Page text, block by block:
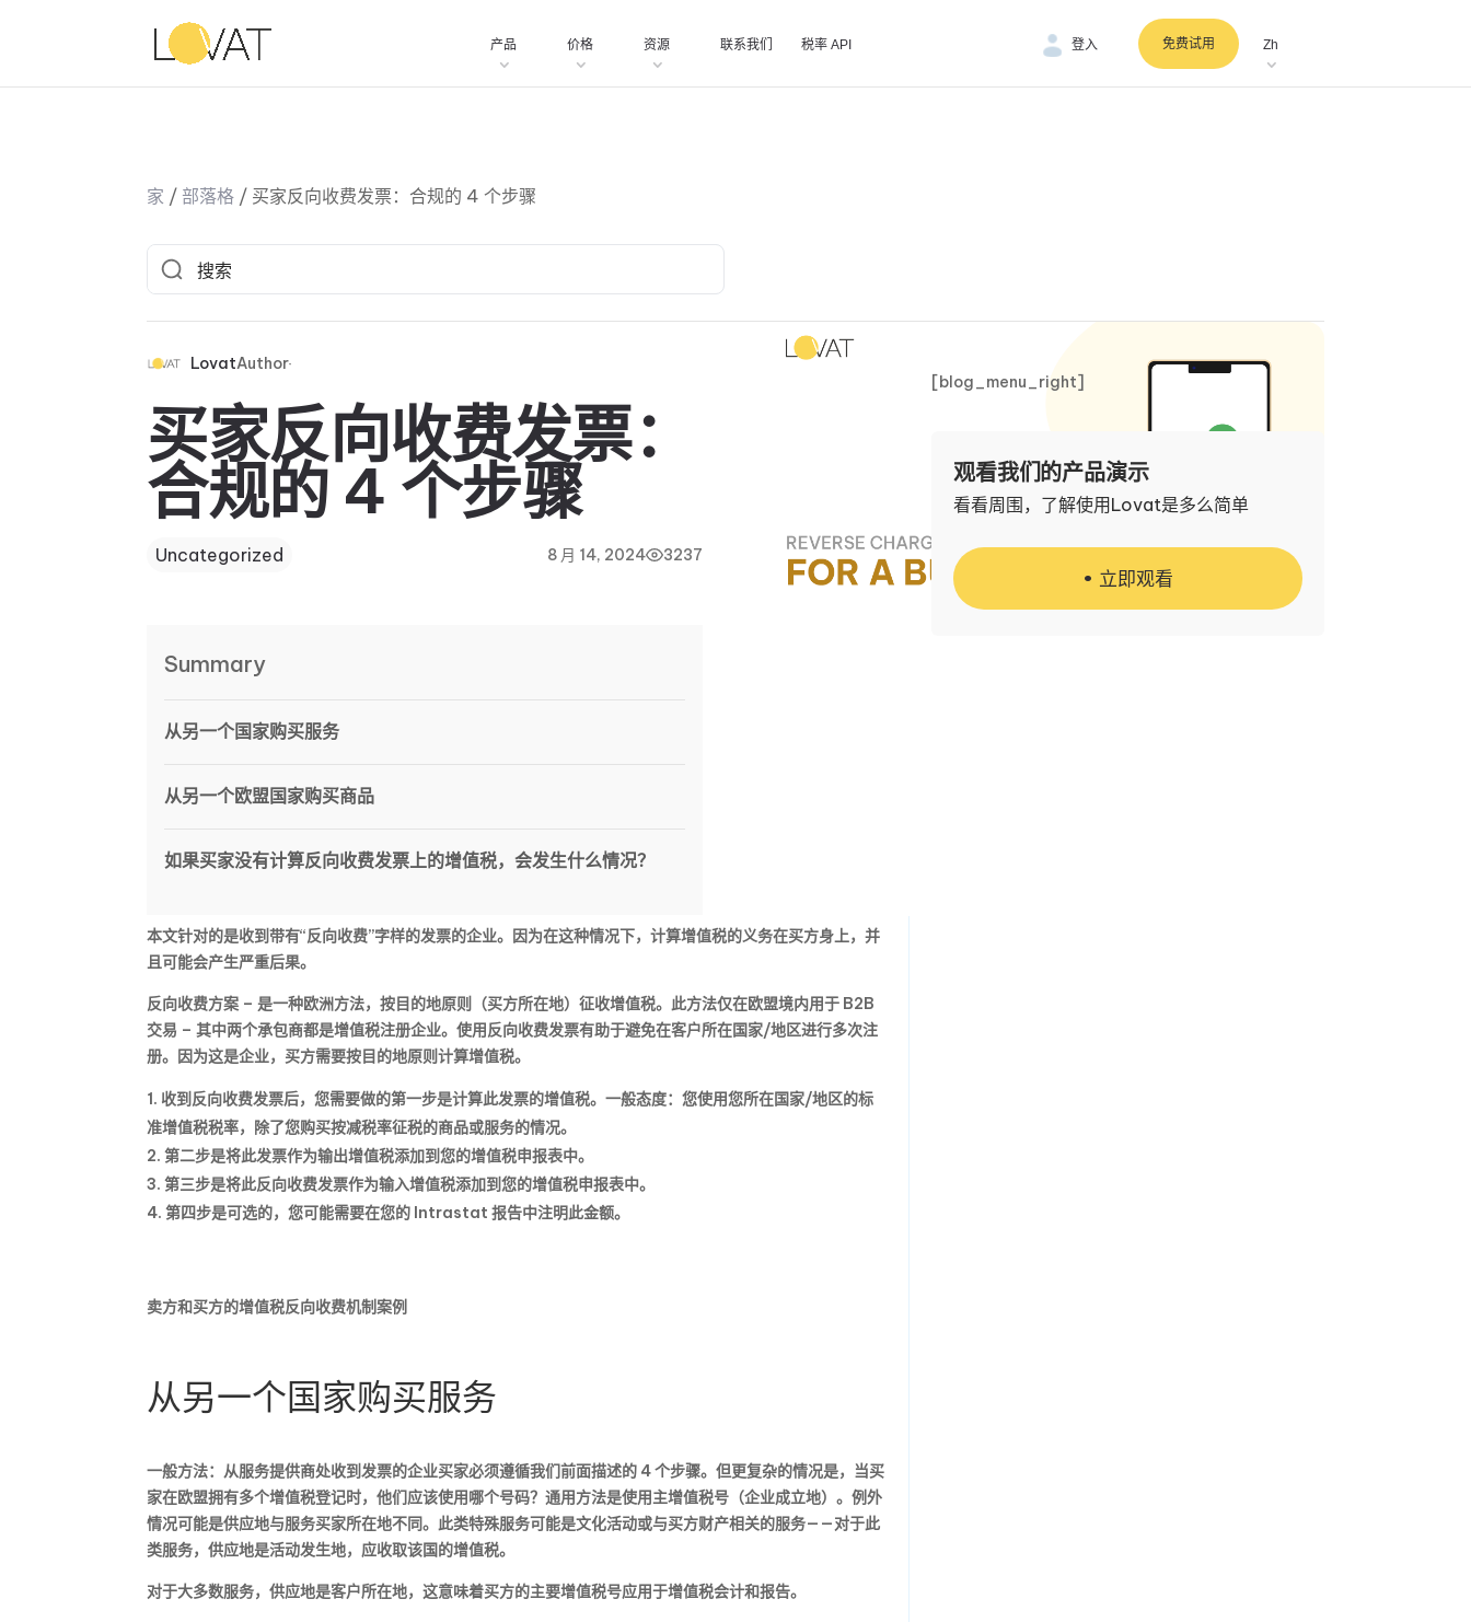
产品 价格 资源 联系我们 Zh
免费试用
登入
税率 API
家 / 部落格 / 买家反向收费发票：合规的 4 个步骤
LovatAuthor
买家反向收费发票：
合规的 4 个步骤
Uncategorized 8 月 14, 2024 3237
Summary
从另一个国家购买服务
从另一个欧盟国家购买商品
如果买家没有计算反向收费发票上的增值税，会发生什么情况？
本文针对的是收到带有“反向收费”字样的发票的企业。因为在这种情况下，计算增值税的义务在买方身上，并
且可能会产生严重后果。
反向收费方案 – 是一种欧洲方法，按目的地原则（买方所在地）征收增值税。此方法仅在欧盟境内用于 B2B
交易 – 其中两个承包商都是增值税注册企业。使用反向收费发票有助于避免在客户所在国家/地区进行多次注
册。因为这是企业，买方需要按目的地原则计算增值税。
收到反向收费发票后，您需要做的第一步是计算此发票的增值税。一般态度：您使用您所在国家/地区的标
准增值税税率，除了您购买按减税率征税的商品或服务的情况。
第二步是将此发票作为输出增值税添加到您的增值税申报表中。
第三步是将此反向收费发票作为输入增值税添加到您的增值税申报表中。
第四步是可选的，您可能需要在您的 Intrastat 报告中注明此金额。
卖方和买方的增值税反向收费机制案例
从另一个国家购买服务
一般方法：从服务提供商处收到发票的企业买家必须遵循我们前面描述的 4 个步骤。但更复杂的情况是，当买
家在欧盟拥有多个增值税登记时，他们应该使用哪个号码？通用方法是使用主增值税号（企业成立地）。例外
情况可能是供应地与服务买家所在地不同。此类特殊服务可能是文化活动或与买方财产相关的服务——对于此
类服务，供应地是活动发生地，应收取该国的增值税。
对于大多数服务，供应地是客户所在地，这意味着买方的主要增值税号应用于增值税会计和报告。
[blog_menu_right]
观看我们的产品演示
看看周围，了解使用Lovat是多么简单
立即观看